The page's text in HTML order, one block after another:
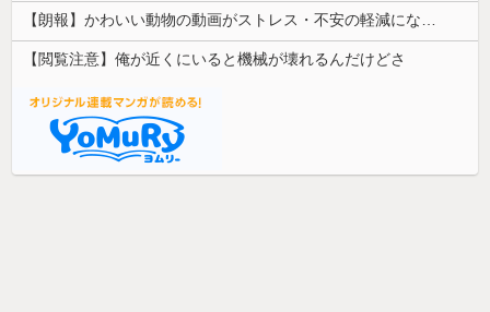
【朗報】かわいい動物の動画がストレス・不安の軽減になる可能性。英大学の研究で実証
【閲覧注意】俺が近くにいると機械が壊れるんだけどさ